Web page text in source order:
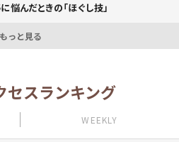
悩んだときの「ほぐし技」
もっと見る
セスランキング
WEEKLY